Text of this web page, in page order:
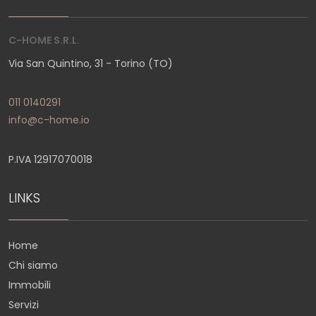
C-HOME S.R.L.
Via San Quintino, 31 - Torino (TO)
011 0140291
info@c-home.io
P.IVA 12917070018
LINKS
Home
Chi siamo
Immobili
Servizi